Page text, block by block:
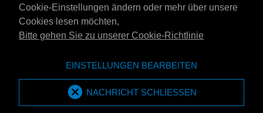
Cookie-Einstellungen ändern oder mehr über unsere
Cookies lesen möchten,
Bitte gehen Sie zu unserer Cookie-Richtlinie
EINSTELLUNGEN BEARBEITEN
NACHRICHT SCHLIESSEN
Marken von EmotiveMarken
MPM Oil ist Teil der Emotive Group
Emotive